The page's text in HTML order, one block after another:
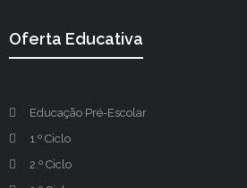
Oferta Educativa
Educação Pré-Escolar
1.º Ciclo
2.º Ciclo